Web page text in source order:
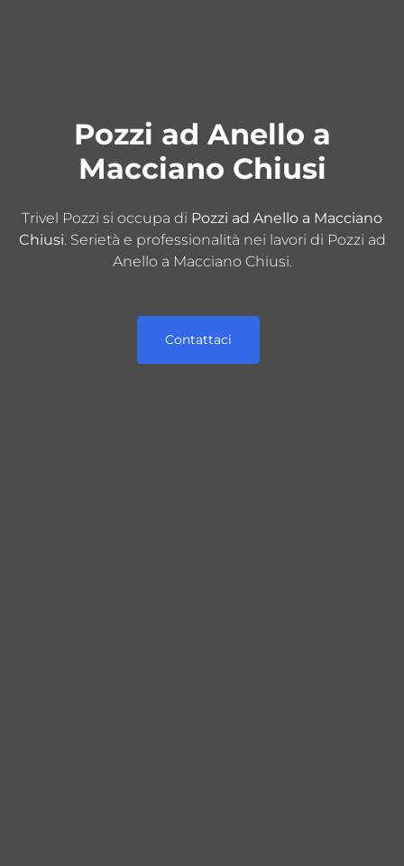
Pozzi ad Anello a
Macciano Chiusi
Trivel Pozzi si occupa di Pozzi ad Anello a Macciano
Chiusi. Serietà e professionalità nei lavori di Pozzi ad
Anello a Macciano Chiusi.
Contattaci